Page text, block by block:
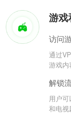
游戏
访问
通过
游戏内
解锁
用户
和电视